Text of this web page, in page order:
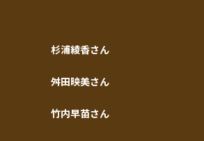
杉浦綾香さん
舛田映美さん
竹内早苗さん